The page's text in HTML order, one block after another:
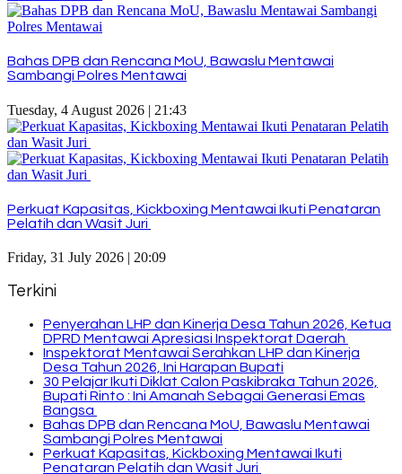
Bahas DPB dan Rencana MoU, Bawaslu Mentawai
Sambangi Polres Mentawai
Tuesday, 4 August 2026 | 21:43
Perkuat Kapasitas, Kickboxing Mentawai Ikuti Penataran
Pelatih dan Wasit Juri
Friday, 31 July 2026 | 20:09
Terkini
Penyerahan LHP dan Kinerja Desa Tahun 2026, Ketua
DPRD Mentawai Apresiasi Inspektorat Daerah
Inspektorat Mentawai Serahkan LHP dan Kinerja
Desa Tahun 2026, Ini Harapan Bupati
30 Pelajar Ikuti Diklat Calon Paskibraka Tahun 2026,
Bupati Rinto : Ini Amanah Sebagai Generasi Emas
Bangsa
Bahas DPB dan Rencana MoU, Bawaslu Mentawai
Sambangi Polres Mentawai
Perkuat Kapasitas, Kickboxing Mentawai Ikuti
Penataran Pelatih dan Wasit Juri